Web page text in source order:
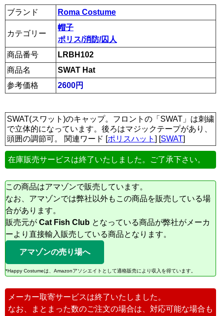
ブランド Roma Costume
カテゴリー
帽子
ポリス/消防/囚人
商品番号
LRBH102
商品名
SWAT Hat
参考価格
2600円
SWAT(スワット)のキャップ。フロントの「SWAT」は刺繍
で立体的になっています。後ろはマジックテープがあり、
頭囲の調節可。 関連ワード [ポリスハット ] [SWAT]
在庫販売サービスは終了いたしました。ご了承下さい。
この商品はアマゾンで販売しています。
なお、アマゾンでは弊社以外もこの商品を販売している場
合があります。
販売元が Cat Fish Club となっている商品が弊社がメーカ
ーより直接輸入販売している商品となります。
アマゾンの売り場へ
*Happy Costumeは、Amazonアソシエイトとして適格販売により収入を得ています。
メーカー取寄サービスは終了いたしました。
なお、まとまった数のご注文の場合は、対応可能な場合も